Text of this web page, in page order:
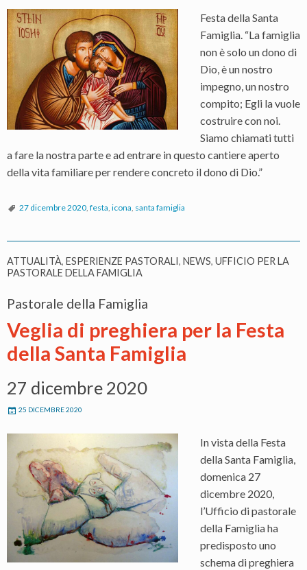
Festa della Santa
Famiglia. “La famiglia
non è solo un dono di
Dio, è un nostro
impegno, un nostro
compito; Egli la vuole
costruire con noi.
Siamo chiamati tutti
a fare la nostra parte e ad entrare in questo cantiere aperto
della vita familiare per rendere concreto il dono di Dio.”
27 dicembre 2020, festa, icona, santa famiglia
ATTUALITÀ, ESPERIENZE PASTORALI, NEWS, UFFICIO PER LA
PASTORALE DELLA FAMIGLIA
Pastorale della Famiglia
Veglia di preghiera per la Festa
della Santa Famiglia
27 dicembre 2020
25 DICEMBRE 2020
In vista della Festa
della Santa Famiglia,
domenica 27
dicembre 2020,
l’Ufficio di pastorale
della Famiglia ha
predisposto uno
schema di preghiera